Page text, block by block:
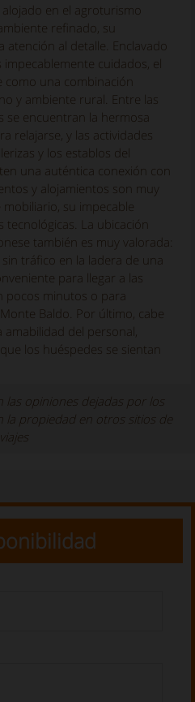
alojado en el agroturismo
refinado, su
al detalle. Enclavado
cuidados, el
como una combinación
y ambiente rural. Entre las
se encuentran la hermosa
relajarse, y las actividades
y los establos del
una auténtica conexión con
y alojamientos son muy
su impecable
La ubicación
también es muy valorada:
tráfico en la ladera de una
para llegar a las
pocos minutos o para
Baldo. Por último, cabe
del personal,
los huéspedes se sientan
las opiniones dejadas por los
la propiedad en otros sitios de
viajes